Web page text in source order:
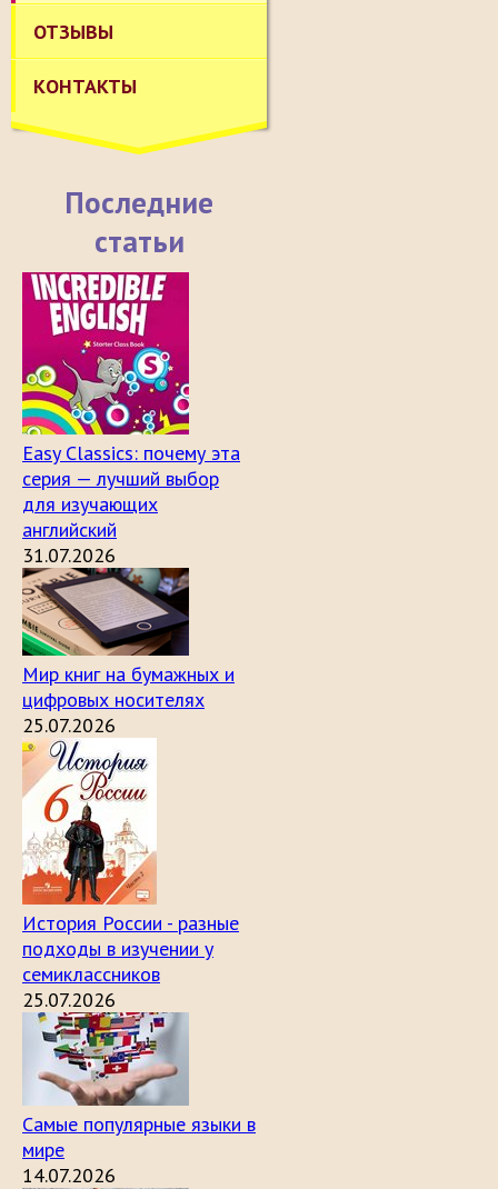
ОТЗЫВЫ
КОНТАКТЫ
Последние
статьи
Easy Classics: почему эта
серия — лучший выбор
для изучающих
английский
31.07.2026
Мир книг на бумажных и
цифровых носителях
25.07.2026
История России - разные
подходы в изучении у
семиклассников
25.07.2026
Самые популярные языки в
мире
14.07.2026